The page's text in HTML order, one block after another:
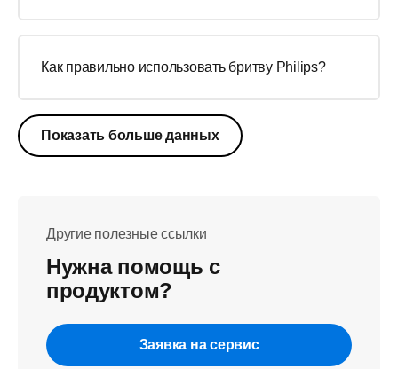
Как правильно использовать бритву Philips?
Показать больше данных
Другие полезные ссылки
Нужна помощь с
продуктом?
Заявка на сервис